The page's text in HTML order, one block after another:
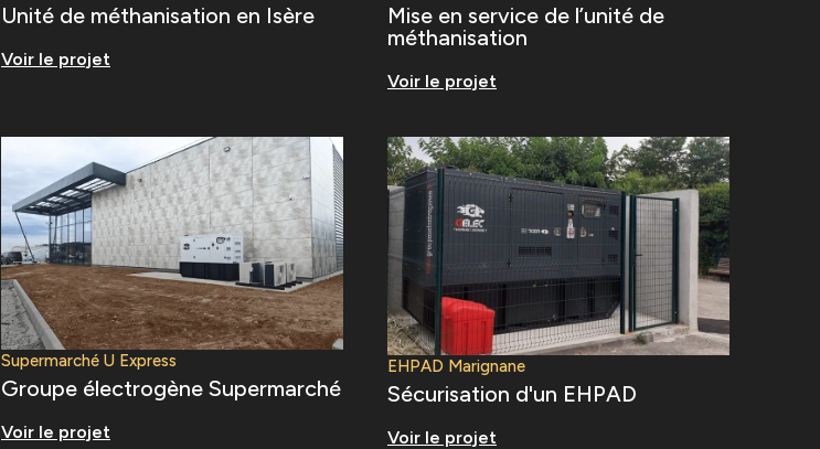
Unité de méthanisation en Isère
Voir le projet
Mise en service de l’unité de
méthanisation
Voir le projet
Supermarché U Express
Groupe électrogène Supermarché
Voir le projet
EHPAD Marignane
Sécurisation d'un EHPAD
Voir le projet